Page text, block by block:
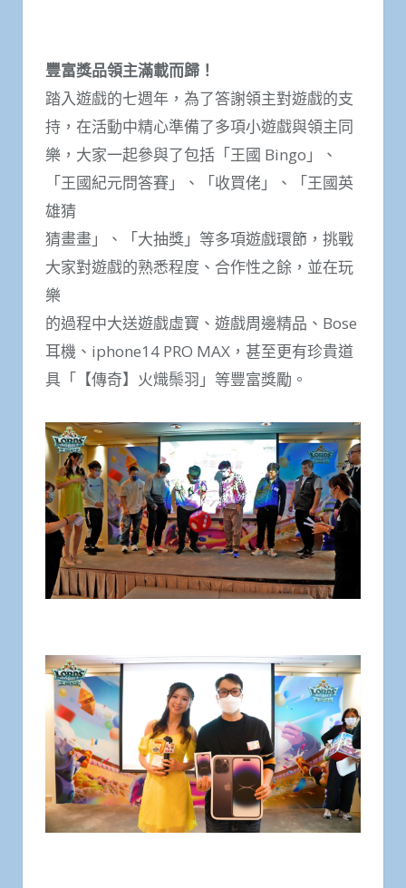
豐富獎品領主滿載而歸！
踏入遊戲的七週年，為了答謝領主對遊戲的支
持，在活動中精心準備了多項小遊戲與領主同
樂，大家一起參與了包括「王國 Bingo」、
「王國紀元問答賽」、「收買佬」、「王國英
雄猜
猜畫畫」、「大抽獎」等多項遊戲環節，挑戰
大家對遊戲的熟悉程度、合作性之餘，並在玩
樂
的過程中大送遊戲虛寶、遊戲周邊精品、Bose
耳機、iphone14 PRO MAX，甚至更有珍貴道
具「【傳奇】火熾鬃羽」等豐富獎勵。